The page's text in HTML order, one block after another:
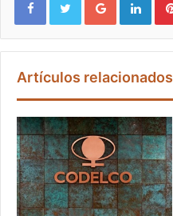
Artículos relacionados